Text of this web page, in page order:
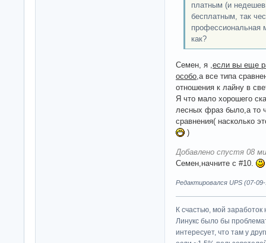
платным (и
бесплатным, так
профессиональная
как?
Cемен, я , если вы еще
особо ,а все типа
отношения к лайну в
Я что мало хорошего
лесных фраз было,а то
сравнения( насколько
)
Добавлено спустя 08
Cемен,начните с #10.
Редактировался UPS (07-
К счастью, мой
Линукс было бы
интересует, что там у